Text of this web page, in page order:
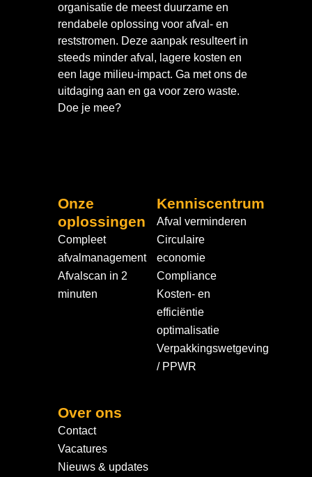
organisatie de meest duurzame en
rendabele oplossing voor afval- en
reststromen. Deze aanpak resulteert in
steeds minder afval, lagere kosten en
een lage milieu-impact. Ga met ons de
uitdaging aan en ga voor zero waste.
Doe je mee?
Onze
oplossingen
Compleet
afvalmanagement
Afvalscan in 2
minuten
Kenniscentrum
Afval verminderen
Circulaire
economie
Compliance
Kosten- en
efficiëntie
optimalisatie
Verpakkingswetgeving
/ PPWR
Over ons
Contact
Vacatures
Nieuws & updates